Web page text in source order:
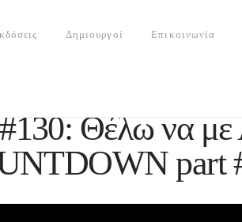
Δημιουργοί Επικοινωνία
Θέλω να με
part